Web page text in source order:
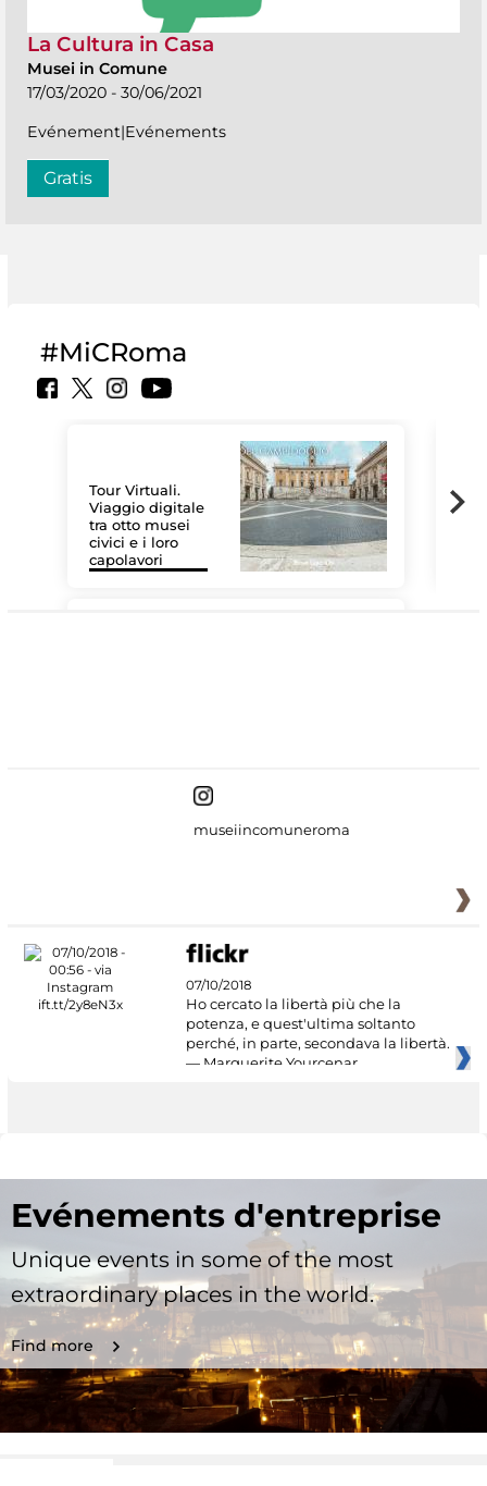
La Cultura in Casa
Musei in Comune
17/03/2020 - 30/06/2021
Evénement|Evénements
Gratis
#MiCRoma
Tour Virtuali.
Viaggio digitale
tra otto musei
civici e i loro
capolavori
museiincomuneroma
07/10/2018
Ho cercato la libertà più che la
potenza, e quest'ultima soltanto
perché, in parte, secondava la libertà.
— Marguerite Yourcenar
Evénements d'entreprise
Unique events in some of the most
extraordinary places in the world.
Find more